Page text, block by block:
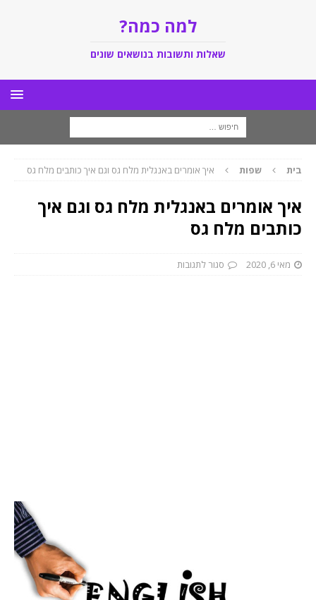
למה כמה?
שאלות ותשובות בנושאים שונים
בית שפות איך אומרים באנגלית מלח גס וגם איך כותבים מלח גס
איך אומרים באנגלית מלח גס וגם איך
כותבים מלח גס
מאי 6, 2020 סגור לתגובות